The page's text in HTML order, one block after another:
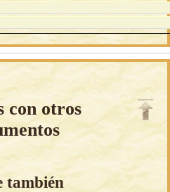
con otros
también